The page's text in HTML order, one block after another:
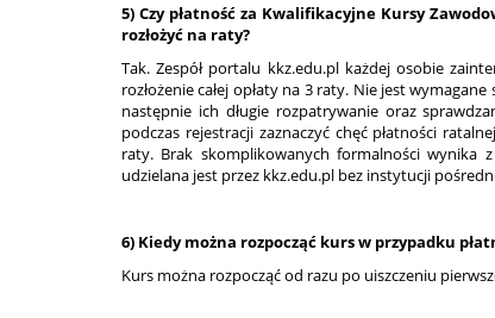
5) Czy płatność za Kwalifikacyjne Kursy
rozłożyć na raty?
Tak. Zespół portalu kkz.edu.pl każdej osobie
rozłożenie całej opłaty na 3 raty. Nie jest
następnie ich długie rozpatrywanie oraz
podczas rejestracji zaznaczyć chęć płatności
raty. Brak skomplikowanych formalności wynika
udzielana jest przez kkz.edu.pl bez instytucji
6) Kiedy można rozpocząć kurs w przypadku
Kurs można rozpocząć od razu po uiszczeniu